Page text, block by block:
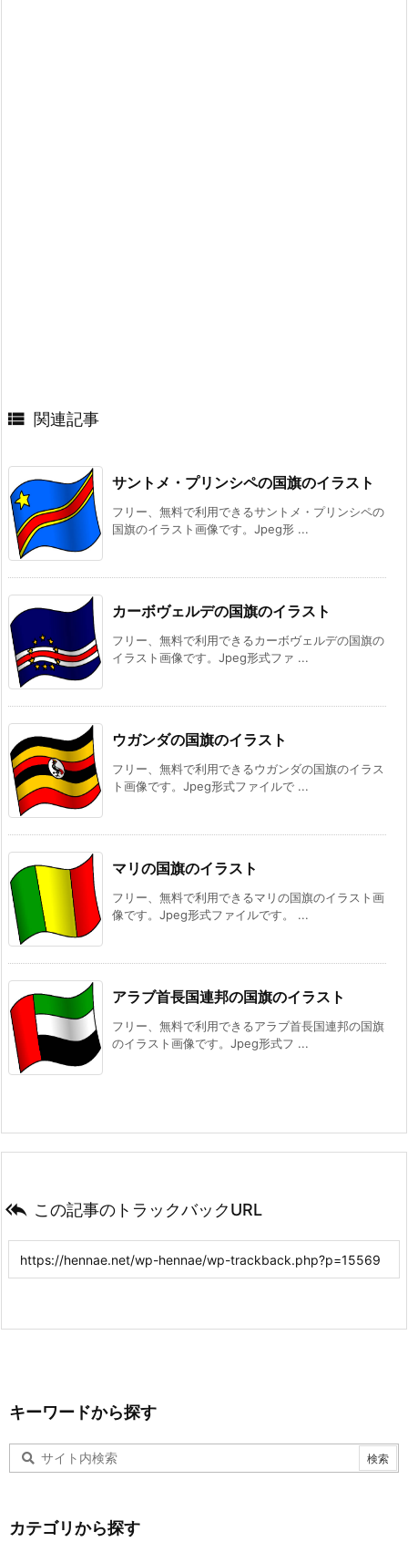
 関連記事
サントメ・プリンシペの国旗のイラスト
フリー、無料で利用できるサントメ・プリンシペの
国旗のイラスト画像です。Jpeg形 ...
カーボヴェルデの国旗のイラスト
フリー、無料で利用できるカーボヴェルデの国旗の
イラスト画像です。Jpeg形式ファ ...
ウガンダの国旗のイラスト
フリー、無料で利用できるウガンダの国旗のイラス
ト画像です。Jpeg形式ファイルで ...
マリの国旗のイラスト
フリー、無料で利用できるマリの国旗のイラスト画
像です。Jpeg形式ファイルです。 ...
アラブ首長国連邦の国旗のイラスト
フリー、無料で利用できるアラブ首長国連邦の国旗
のイラスト画像です。Jpeg形式フ ...
 この記事のトラックバックURL
キーワードから探す
カテゴリから探す